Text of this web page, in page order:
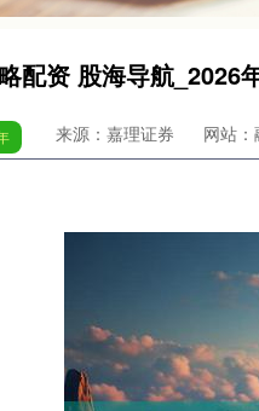
配资 股海导航_2026
来源：嘉理证券 网站